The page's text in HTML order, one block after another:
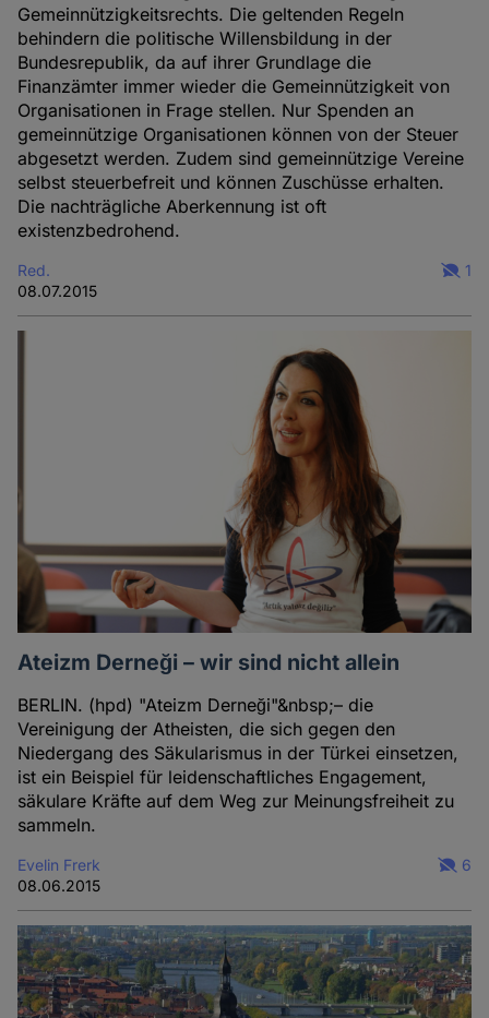
Gemeinnützigkeitsrechts. Die geltenden Regeln
behindern die politische Willensbildung in der
Bundesrepublik, da auf ihrer Grundlage die
Finanzämter immer wieder die Gemeinnützigkeit von
Organisationen in Frage stellen. Nur Spenden an
gemeinnützige Organisationen können von der Steuer
abgesetzt werden. Zudem sind gemeinnützige Vereine
selbst steuerbefreit und können Zuschüsse erhalten.
Die nachträgliche Aberkennung ist oft
existenzbedrohend.
Red.
08.07.2015
1
Ateizm Derneği – wir sind nicht allein
BERLIN. (hpd) "Ateizm Derneği"&nbsp;– die
Vereinigung der Atheisten, die sich gegen den
Niedergang des Säkularismus in der Türkei einsetzen,
ist ein Beispiel für leidenschaftliches Engagement,
säkulare Kräfte auf dem Weg zur Meinungsfreiheit zu
sammeln.
Evelin Frerk
08.06.2015
6